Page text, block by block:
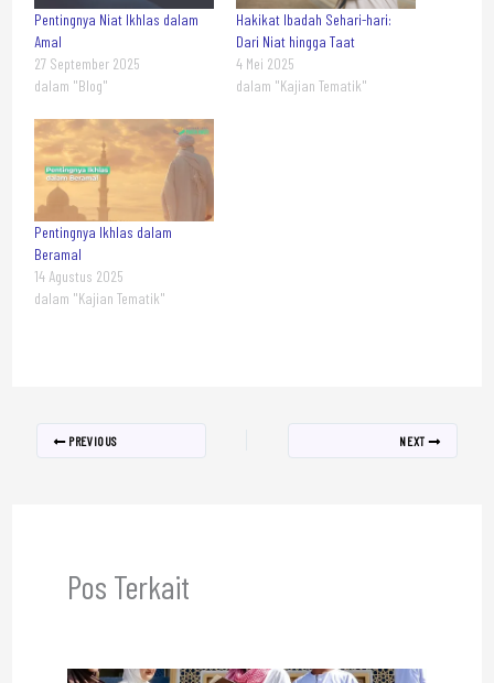
Pentingnya Niat Ikhlas dalam
Amal
27 September 2025
dalam "Blog"
Hakikat Ibadah Sehari-hari:
Dari Niat hingga Taat
4 Mei 2025
dalam "Kajian Tematik"
Pentingnya Ikhlas dalam
Beramal
14 Agustus 2025
dalam "Kajian Tematik"
PREVIOUS NEXT
Pos Terkait